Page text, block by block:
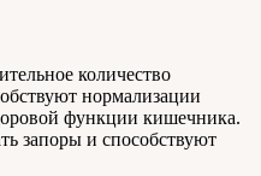
количество
нормализации
функции кишечника.
запоры и способствуют